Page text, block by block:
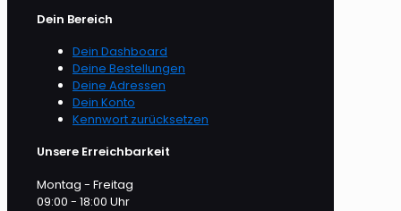
Dein Bereich
Dein Dashboard
Deine Bestellungen
Deine Adressen
Dein Konto
Kennwort zurücksetzen
Unsere Erreichbarkeit
Montag - Freitag
09:00 - 18:00 Uhr